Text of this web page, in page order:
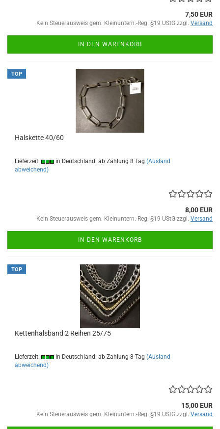
7,50 EUR
Kein Steuerausweis gem. Kleinuntern.-Reg. §19 UStG zzgl. Versand
IN DEN WARENKORB
TOP
Halskette 40/60
Lieferzeit: in Deutschland: ab Zahlung 8 Tag (Ausland
abweichend)
8,00 EUR
Kein Steuerausweis gem. Kleinuntern.-Reg. §19 UStG zzgl. Versand
IN DEN WARENKORB
TOP
Kettenhalsband 2 Reihen 25/75
Lieferzeit: in Deutschland: ab Zahlung 8 Tag (Ausland
abweichend)
15,00 EUR
Kein Steuerausweis gem. Kleinuntern.-Reg. §19 UStG zzgl. Versand